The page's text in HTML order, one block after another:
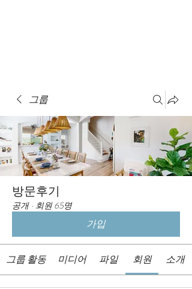
그룹
방문후기
공개 · 회원 65명
가입
그룹 활동 미디어 파일 회원 소개